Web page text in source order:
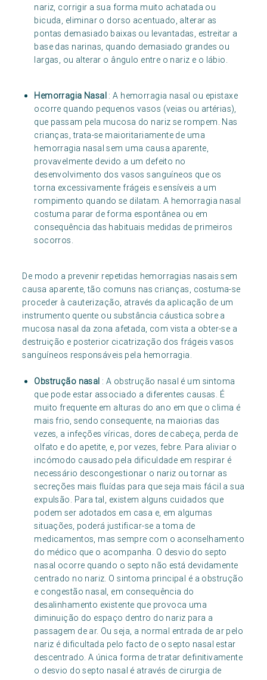
nariz, corrigir a sua forma muito achatada ou
bicuda, eliminar o dorso acentuado, alterar as
pontas demasiado baixas ou levantadas, estreitar a
base das narinas, quando demasiado grandes ou
largas, ou alterar o ângulo entre o nariz e o lábio.
Hemorragia Nasal : A hemorragia nasal ou epistaxe
ocorre quando pequenos vasos (veias ou artérias),
que passam pela mucosa do nariz se rompem. Nas
crianças, trata-se maioritariamente de uma
hemorragia nasal sem uma causa aparente,
provavelmente devido a um defeito no
desenvolvimento dos vasos sanguíneos que os
torna excessivamente frágeis e sensíveis a um
rompimento quando se dilatam. A hemorragia nasal
costuma parar de forma espontânea ou em
consequência das habituais medidas de primeiros
socorros.
De modo a prevenir repetidas hemorragias nasais sem
causa aparente, tão comuns nas crianças, costuma-se
proceder à cauterização, através da aplicação de um
instrumento quente ou substância cáustica sobre a
mucosa nasal da zona afetada, com vista a obter-se a
destruição e posterior cicatrização dos frágeis vasos
sanguíneos responsáveis pela hemorragia.
Obstrução nasal : A obstrução nasal é um sintoma
que pode estar associado a diferentes causas. É
muito frequente em alturas do ano em que o clima é
mais frio, sendo consequente, na maiorias das
vezes, a infeções víricas, dores de cabeça, perda de
olfato e do apetite, e, por vezes, febre. Para aliviar o
incómodo causado pela dificuldade em respirar é
necessário descongestionar o nariz ou tornar as
secreções mais fluídas para que seja mais fácil a sua
expulsão. Para tal, existem alguns cuidados que
podem ser adotados em casa e, em algumas
situações, poderá justificar-se a toma de
medicamentos, mas sempre com o aconselhamento
do médico que o acompanha. O desvio do septo
nasal ocorre quando o septo não está devidamente
centrado no nariz. O sintoma principal é a obstrução
e congestão nasal, em consequência do
desalinhamento existente que provoca uma
diminuição do espaço dentro do nariz para a
passagem de ar. Ou seja, a normal entrada de ar pelo
nariz é dificultada pelo facto de o septo nasal estar
descentrado. A única forma de tratar definitivamente
o desvio do septo nasal é através de cirurgia de